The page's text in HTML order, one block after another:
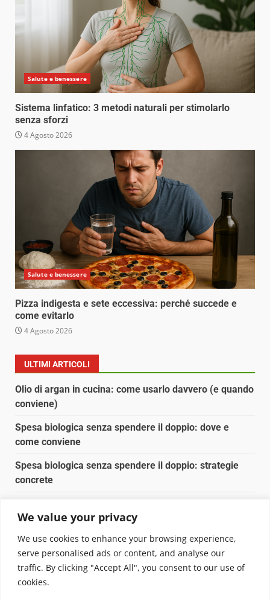
We value your privacy
We use cookies to enhance your browsing experience,
serve personalised ads or content, and analyse our
traffic. By clicking "Accept All", you consent to our use of
cookies.
Salute e benessere
Sistema linfatico: 3 metodi naturali per stimolarlo
senza sforzi
4 Agosto 2026
Salute e benessere
Pizza indigesta e sete eccessiva: perché succede e
come evitarlo
4 Agosto 2026
ULTIMI ARTICOLI
Olio di argan in cucina: come usarlo davvero (e quando
conviene)
Spesa biologica senza spendere il doppio: dove e
come conviene
Spesa biologica senza spendere il doppio: strategie
concrete
Pulizia naturale della casa: 3 ingredienti che
sostituiscono 10 prodotti chimici
Copyright © 2025 Biopianeta.it proprietà di Jws Media